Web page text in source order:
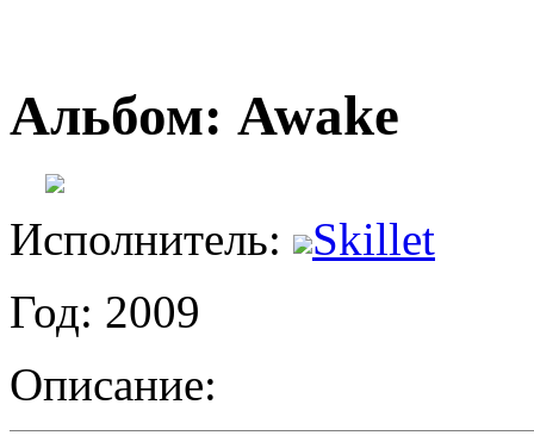
Альбом: Awake
Исполнитель:
Skillet
Год: 2009
Описание: